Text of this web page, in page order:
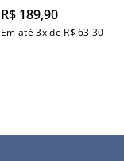
R$ 189,90
Em até3x de R$ 63,30